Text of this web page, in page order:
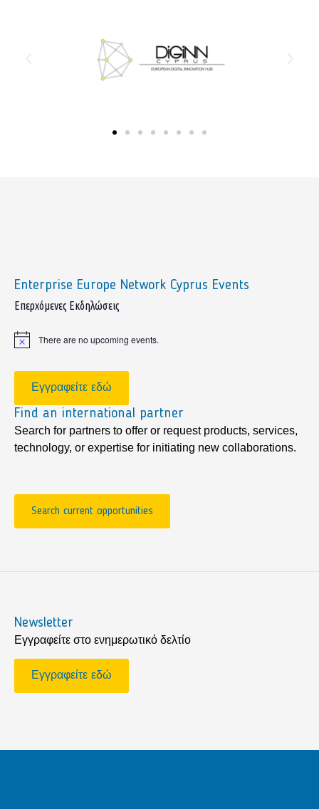
Enterprise Europe Network Cyprus Events
sidebar
Επερχόμενες Εκδηλώσεις
Notice There are no upcoming events.
Εγγραφείτε εδώ
Find an international partner
Search for partners to offer or request products, services,
technology, or expertise for initiating new collaborations.
Search current opportunities
Newsletter
Εγγραφείτε στο ενημερωτικό δελτίο
Εγγραφείτε εδώ